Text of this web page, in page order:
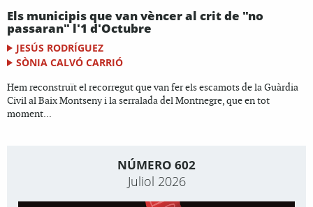
Els municipis que van vèncer al crit de "no
passaran" l'1 d'Octubre
JESÚS RODRÍGUEZ
SÒNIA CALVÓ CARRIÓ
Hem reconstruït el recorregut que van fer els escamots de la Guàrdia
Civil al Baix Montseny i la serralada del Montnegre, que en tot
moment...
NÚMERO 602
Juliol 2026